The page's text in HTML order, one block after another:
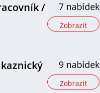
/
7 nabídek
Zobrazit
9 nabídek
Zobrazit